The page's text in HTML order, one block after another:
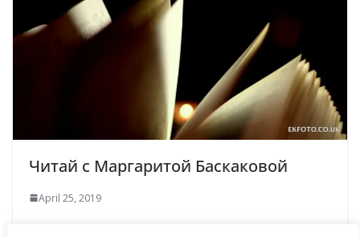
Читай с Маргаритой Баскаковой
April 25, 2019